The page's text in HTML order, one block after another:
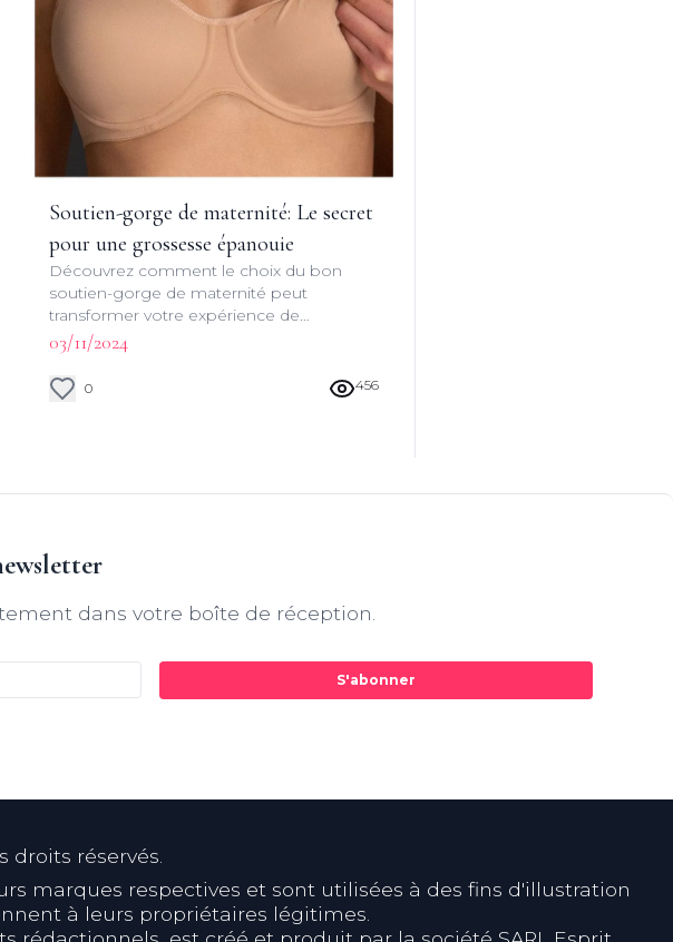
Soutien-gorge de maternité: Le secret
pour une grossesse épanouie
Découvrez comment le choix du bon
soutien-gorge de maternité peut
transformer votre expérience de
grossesse. Conseils d'experts et astuces
pour un bien-être optimal.
03/11/2024
0 456
dans votre boîte de réception.
S'abonner
droits réservés.
marques respectives et sont utilisées à des fins d'illustration
à leurs propriétaires légitimes.